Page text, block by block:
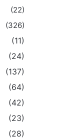
(22)
(326)
(11)
(24)
(137)
(64)
(42)
(23)
(28)